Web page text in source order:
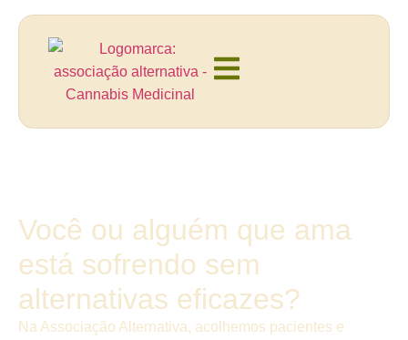
Você ou alguém que ama
está sofrendo sem
alternativas eficazes?
Na Associação Alternativa, acolhemos pacientes e